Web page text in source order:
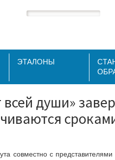
ЭТАЛОНЫ
души»
совместно с